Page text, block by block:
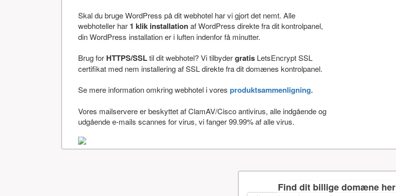
Skal du bruge WordPress på dit webhotel har vi gjort det nemt. Alle
webhoteller har 1 klik installationaf WordPress direkte fra dit kontrolpanel,
din WordPress installation er i luften indenfor få minutter.
Brug for HTTPS/SSLtil dit webhotel? Vi tilbydergratis LetsEncrypt SSL
certifikat med nem installering af SSL direkte fra dit domænes kontrolpanel.
Se mere information omkring webhotel i vores produktsammenligning.
Vores mailservere er beskyttet af ClamAV/Cisco antivirus, alle indgående og
udgående e-mails scannes for virus, vi fanger 99.99% af alle virus.
Find dit billige domæne her